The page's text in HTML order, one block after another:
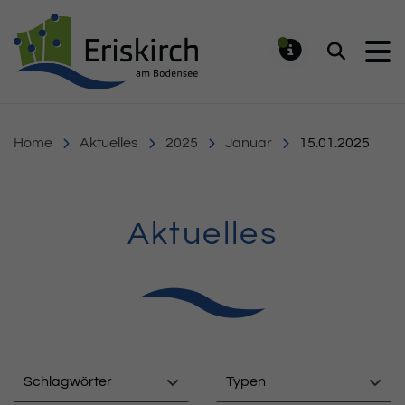
Suchen
Home Aktuelles 2025 Januar 15.01.2025
Aktuelles
Schlagwörter Typen